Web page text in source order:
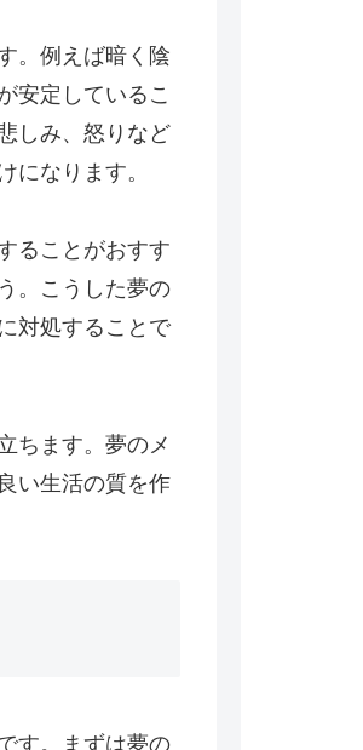
。例えば暗く陰
安定しているこ
しみ、怒りなど
になります。
ることがおすす
。こうした夢の
対処することで
ちます。夢のメ
い生活の質を作
す。まずは夢の